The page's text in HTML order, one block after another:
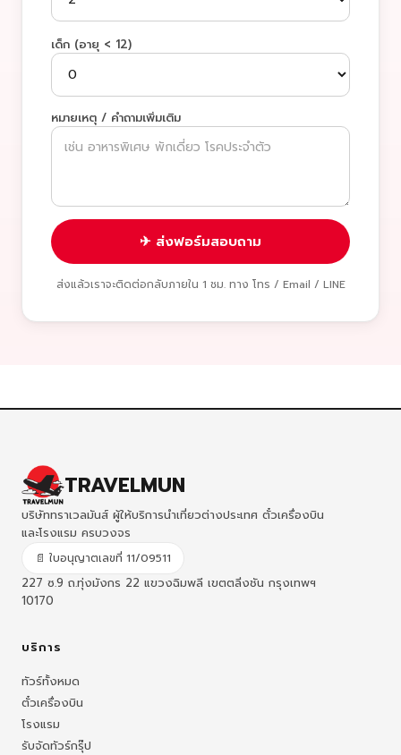
เด็ก (อายุ < 12)
หมายเหตุ / คำถามเพิ่มเติม
✈ ส่งฟอร์มสอบถาม
ส่งแล้วเราจะติดต่อกลับภายใน 1 ชม. ทาง โทร / Email / LINE
TRAVELMUN
บริษัททราเวลมันส์ ผู้ให้บริการนำเที่ยวต่างประเทศ ตั๋วเครื่องบิน
และโรงแรม ครบวงจร
📄 ใบอนุญาตเลขที่ 11/09511
227 ซ.9 ถ.ทุ่งมังกร 22 แขวงฉิมพลี เขตตลิ่งชัน กรุงเทพฯ
10170
บริการ
ทัวร์ทั้งหมด
ตั๋วเครื่องบิน
โรงแรม
รับจัดทัวร์กรุ๊ป